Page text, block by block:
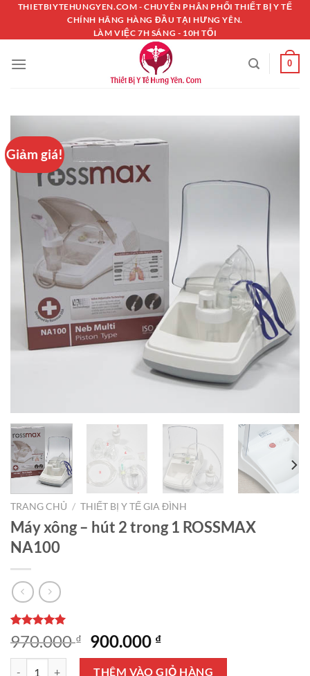
Chuyển
nội
dung
THIETBIYTEHUNGYEN.COM - CHUYÊN PHÂN PHỐI THIẾT BỊ Y TẾ
CHÍNH HÃNG HÀNG ĐẦU TẠI HƯNG YÊN.
LÀM VIỆC 7H SÁNG - 10H TỐI
0
Giảm giá!
TRANG CHỦ / THIẾT BỊ Y TẾ GIA ĐÌNH
Máy xông – hút 2 trong 1 ROSSMAX
NA100
5.00trên 5
dựa trên
2
đánh giá
970.000₫
Giá
gốc
900.000 ₫Giá
hiện
Máy xông - hút 2 trong 1 ROSSMAX NA100 số lượng
THÊM VÀO GIỎ HÀNG